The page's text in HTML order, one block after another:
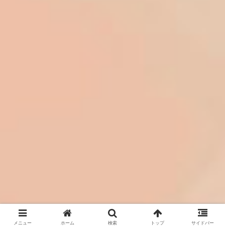
メニュー ホーム 検索 トップ サイドバー